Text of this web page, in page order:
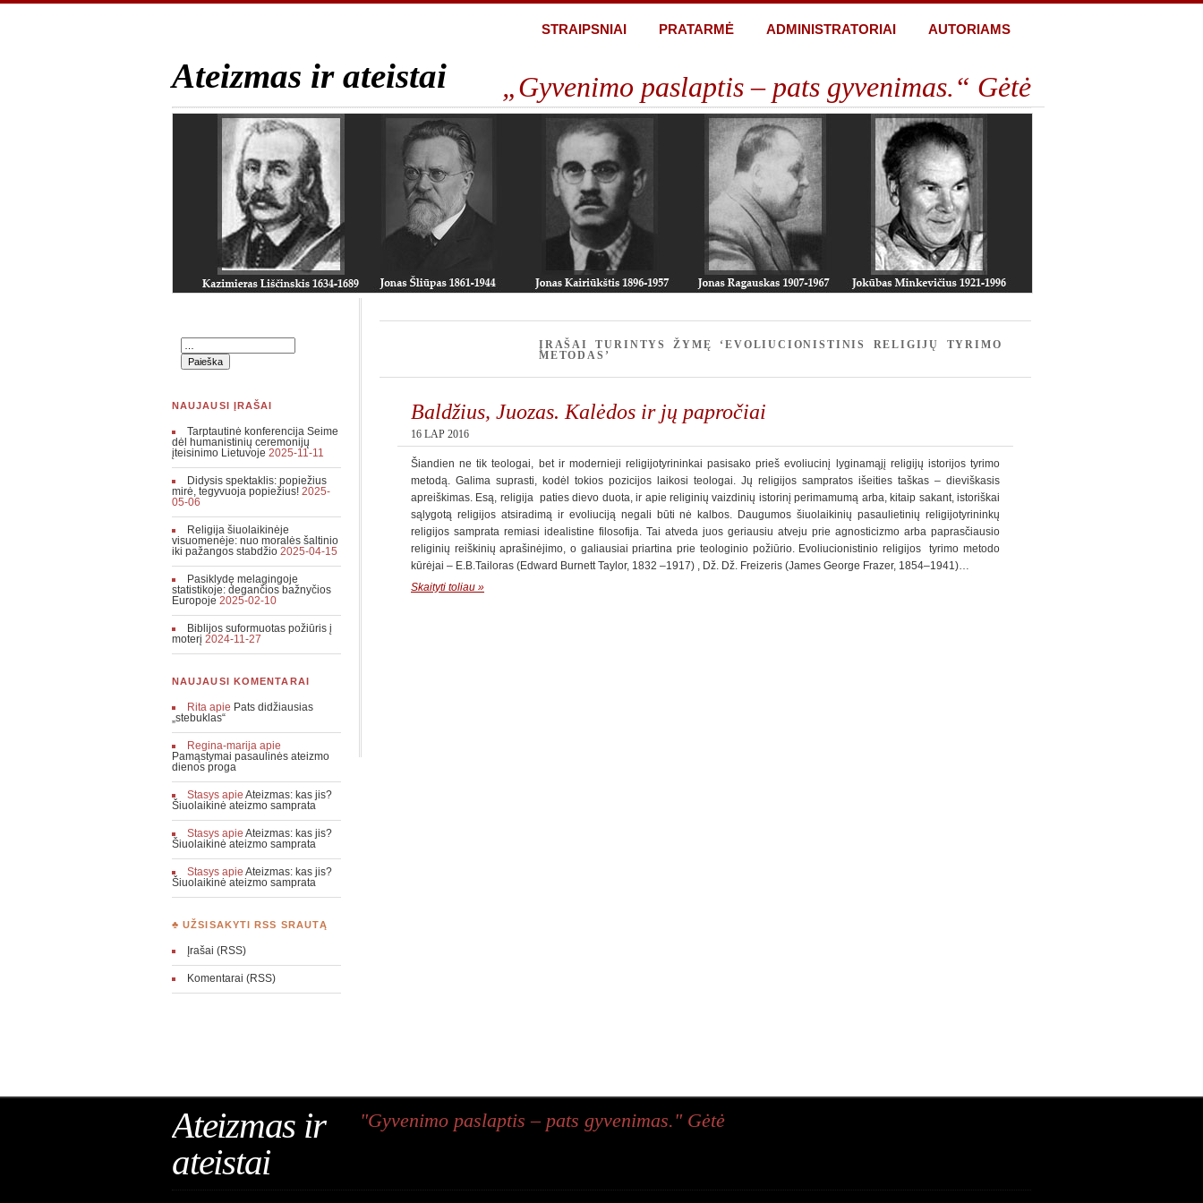
STRAIPSNIAI PRATARMĖ ADMINISTRATORIAI AUTORIAMS
Ateizmas ir ateistai „Gyvenimo paslaptis – pats gyvenimas.“ Gėtė
ĮRAŠAI TURINTYS ŽYMĘ ‘EVOLIUCIONISTINIS RELIGIJŲ TYRIMO
METODAS’
Baldžius, Juozas. Kalėdos ir jų papročiai
16 LAP 2016
Šiandien ne tik teologai, bet ir modernieji religijotyrininkai pasisako prieš evoliucinį lyginamąjį religijų istorijos tyrimo
metodą. Galima suprasti, kodėl tokios pozicijos laikosi teologai. Jų religijos sampratos išeities taškas – dieviškasis
apreiškimas. Esą, religija paties dievo duota, ir apie religinių vaizdinių istorinį perimamumą arba, kitaip sakant, istoriškai
sąlygotą religijos atsiradimą ir evoliuciją negali būti nė kalbos. Daugumos šiuolaikinių pasaulietinių religijotyrininkų
religijos samprata remiasi idealistine filosofija. Tai atveda juos geriausiu atveju prie agnosticizmo arba paprasčiausio
religinių reiškinių aprašinėjimo, o galiausiai priartina prie teologinio požiūrio. Evoliucionistinio religijos tyrimo metodo
kūrėjai – E.B.Tailoras (Edward Burnett Taylor, 1832 –1917) , Dž. Dž. Freizeris (James George Frazer, 1854–1941)…
Skaityti toliau »
NAUJAUSI ĮRAŠAI
Tarptautinė konferencija Seime
dėl humanistinių ceremonijų
įteisinimo Lietuvoje 2025-11-11
Didysis spektaklis: popiežius
mirė, tegyvuoja popiežius! 2025-
05-06
Religija šiuolaikinėje
visuomenėje: nuo moralės šaltinio
iki pažangos stabdžio 2025-04-15
Pasiklydę melagingoje
statistikoje: degančios bažnyčios
Europoje 2025-02-10
Biblijos suformuotas požiūris į
moterį 2024-11-27
NAUJAUSI KOMENTARAI
Rita apie Pats didžiausias
„stebuklas“
Regina-marija apie
Pamąstymai pasaulinės ateizmo
dienos proga
Stasys apieAteizmas: kas jis?
Šiuolaikinė ateizmo samprata
Stasys apieAteizmas: kas jis?
Šiuolaikinė ateizmo samprata
Stasys apieAteizmas: kas jis?
Šiuolaikinė ateizmo samprata
♣ UŽSISAKYTI RSS SRAUTĄ
Įrašai (RSS)
Komentarai (RSS)
Ateizmas ir
ateistai
"Gyvenimo paslaptis – pats gyvenimas." Gėtė